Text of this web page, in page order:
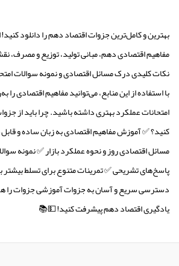
بهترین و کامل‌ترین جزوات اقتصاد دهم را دانلود
مفاهیم اقتصادی دهم، مبانی تولید، توزیع و مصرف،
نکات کلیدی درک مسائل اقتصادی و نمونه سوالات
با استفاده از این منابع، می‌توانید مفاهیم اقتصادی
امتحانات عملکرد بهتری داشته باشید. چرا باید از
کنید؟ ✅ آموزش مفاهیم اقتصادی به زبان ساده و
مسائل اقتصادی روز و نحوه عملکرد بازار ✅ نمونه
پاسخ‌های تشریحی ✅ تمرینات متنوع برای تسلط
دسترسی سریع و آسان به جزوات آموزشی جزوات را
یادگیری اقتصاد دهم پیشرفت کنید! 💵📚